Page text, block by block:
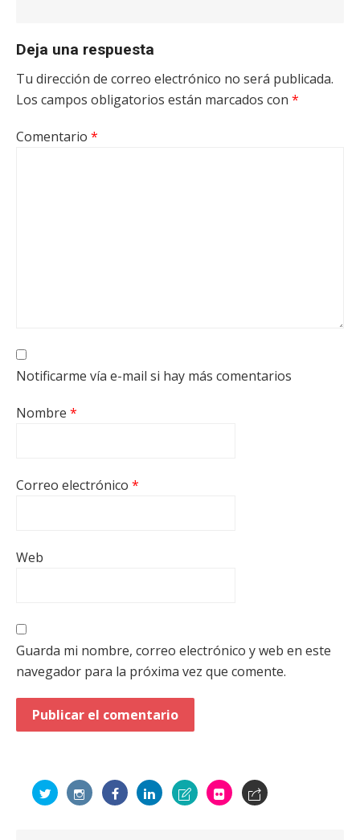
Deja una respuesta
Tu dirección de correo electrónico no será publicada.
Los campos obligatorios están marcados con *
Comentario *
Notificarme vía e-mail si hay más comentarios
Nombre *
Correo electrónico *
Web
Guarda mi nombre, correo electrónico y web en este
navegador para la próxima vez que comente.